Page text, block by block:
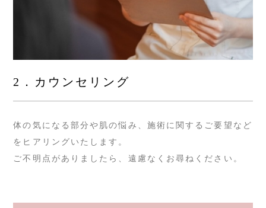
2．カウンセリング
体の気になる部分や肌の悩み、施術に関するご要望など
をヒアリングいたします。
ご不明点がありましたら、遠慮なくお尋ねください。